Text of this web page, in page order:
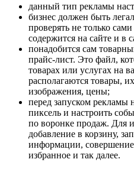
данный тип рекламы
бизнес должен быть
проверять не только
содержится на сайте и в
понадобится сам
прайс-лист. Это файл,
товарах или услугах на
располагаются товары,
изображения, цены;
перед запуском рекламы
пиксель и настроить
по воронке продаж. Для
добавление в корзину,
информации,
избранное и так далее.